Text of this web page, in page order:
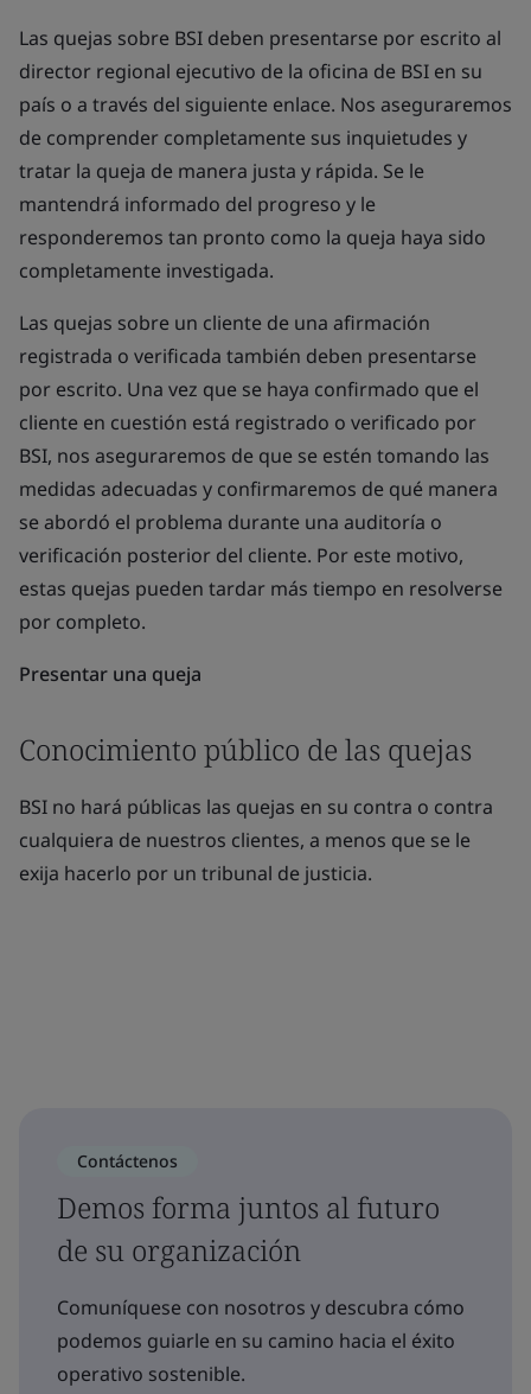
Las quejas sobre BSI deben presentarse por escrito al
director regional ejecutivo de la oficina de BSI en su
país o a través del siguiente enlace. Nos aseguraremos
de comprender completamente sus inquietudes y
tratar la queja de manera justa y rápida. Se le
mantendrá informado del progreso y le
responderemos tan pronto como la queja haya sido
completamente investigada.
Las quejas sobre un cliente de una afirmación
registrada o verificada también deben presentarse
por escrito. Una vez que se haya confirmado que el
cliente en cuestión está registrado o verificado por
BSI, nos aseguraremos de que se estén tomando las
medidas adecuadas y confirmaremos de qué manera
se abordó el problema durante una auditoría o
verificación posterior del cliente. Por este motivo,
estas quejas pueden tardar más tiempo en resolverse
por completo.
Presentar una queja
Conocimiento público de las quejas
BSI no hará públicas las quejas en su contra o contra
cualquiera de nuestros clientes, a menos que se le
exija hacerlo por un tribunal de justicia.
Contáctenos
Demos forma juntos al futuro
de su organización
Comuníquese con nosotros y descubra cómo
podemos guiarle en su camino hacia el éxito
operativo sostenible.